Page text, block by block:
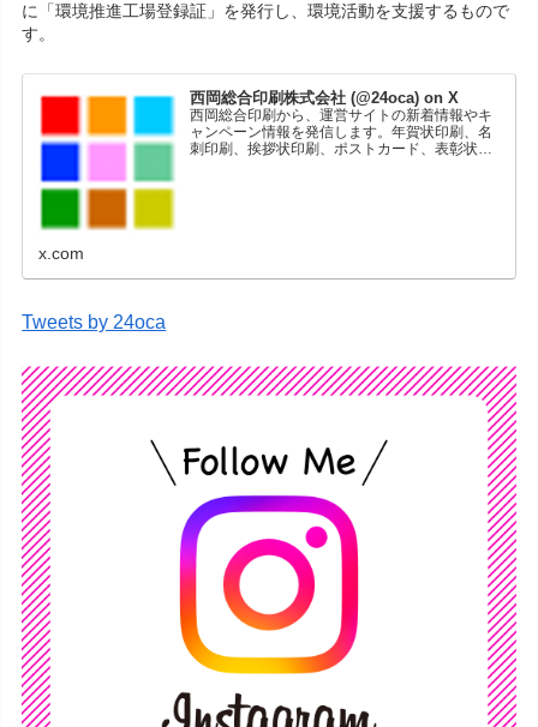
に「環境推進工場登録証」を発行し、環境活動を支援するもので
す。
西岡総合印刷株式会社 (@24oca) on X
西岡総合印刷から、運営サイトの新着情報やキ
ャンペーン情報を発信します。年賀状印刷、名
刺印刷、挨拶状印刷、ポストカード、表彰状印
x.com
Tweets by 24oca